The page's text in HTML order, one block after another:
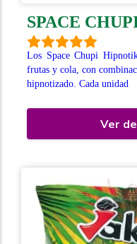
SPACE
Los Space Chupi
frutas y cola, con
hipnotizado. Cada unidad
Ver